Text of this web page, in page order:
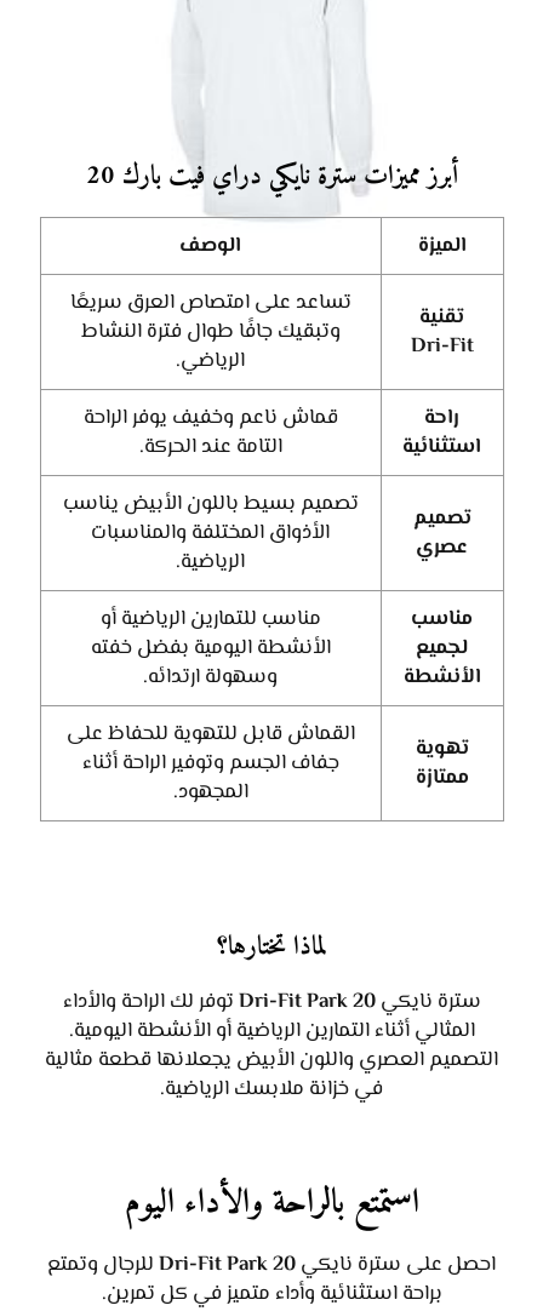
أبرز مميزات سترة نايكي دراي فيت بارك 20
الميزة الوصف
تقنية
Dri-Fit
تساعد على امتصاص العرق سريعًا
وتبقيك جافًا طوال فترة النشاط
الرياضي.
راحة
استثنائية
قماش ناعم وخفيف يوفر الراحة
التامة عند الحركة.
تصميم
عصري
تصميم بسيط باللون الأبيض يناسب
الأذواق المختلفة والمناسبات
الرياضية.
مناسب
لجميع
الأنشطة
مناسب للتمارين الرياضية أو
الأنشطة اليومية بفضل خفته
وسهولة ارتدائه.
تهوية
ممتازة
القماش قابل للتهوية للحفاظ على
جفاف الجسم وتوفير الراحة أثناء
المجهود.
لماذا تختارها؟
سترة نايكيDri-Fit Park 20توفر لك الراحة والأداء
المثالي أثناء التمارين الرياضية أو الأنشطة اليومية.
التصميم العصري واللون الأبيض يجعلانها قطعة مثالية
في خزانة ملابسك الرياضية.
استمتع بالراحة والأداء اليوم
احصل على سترة نايكيDri-Fit Park 20للرجال وتمتع
براحة استثنائية وأداء متميز في كل تمرين.